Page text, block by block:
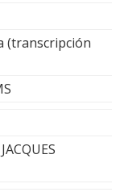
(transcripción